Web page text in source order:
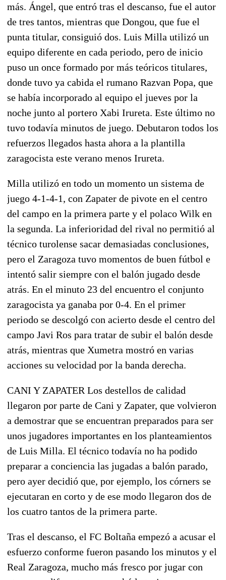
más. Ángel, que entró tras el descanso, fue el autor
de tres tantos, mientras que Dongou, que fue el
punta titular, consiguió dos. Luis Milla utilizó un
equipo diferente en cada periodo, pero de inicio
puso un once formado por más teóricos titulares,
donde tuvo ya cabida el rumano Razvan Popa, que
se había incorporado al equipo el jueves por la
noche junto al portero Xabi Irureta. Este último no
tuvo todavía minutos de juego. Debutaron todos los
refuerzos llegados hasta ahora a la plantilla
zaragocista este verano menos Irureta.
Milla utilizó en todo un momento un sistema de
juego 4-1-4-1, con Zapater de pivote en el centro
del campo en la primera parte y el polaco Wilk en
la segunda. La inferioridad del rival no permitió al
técnico turolense sacar demasiadas conclusiones,
pero el Zaragoza tuvo momentos de buen fútbol e
intentó salir siempre con el balón jugado desde
atrás. En el minuto 23 del encuentro el conjunto
zaragocista ya ganaba por 0-4. En el primer
periodo se descolgó con acierto desde el centro del
campo Javi Ros para tratar de subir el balón desde
atrás, mientras que Xumetra mostró en varias
acciones su velocidad por la banda derecha.
CANI Y ZAPATER Los destellos de calidad
llegaron por parte de Cani y Zapater, que volvieron
a demostrar que se encuentran preparados para ser
unos jugadores importantes en los planteamientos
de Luis Milla. El técnico todavía no ha podido
preparar a conciencia las jugadas a balón parado,
pero ayer decidió que, por ejemplo, los córners se
ejecutaran en corto y de ese modo llegaron dos de
los cuatro tantos de la primera parte.
Tras el descanso, el FC Boltaña empezó a acusar el
esfuerzo conforme fueron pasando los minutos y el
Real Zaragoza, mucho más fresco por jugar con